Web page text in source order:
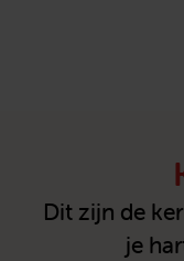
Dit zijn de
je